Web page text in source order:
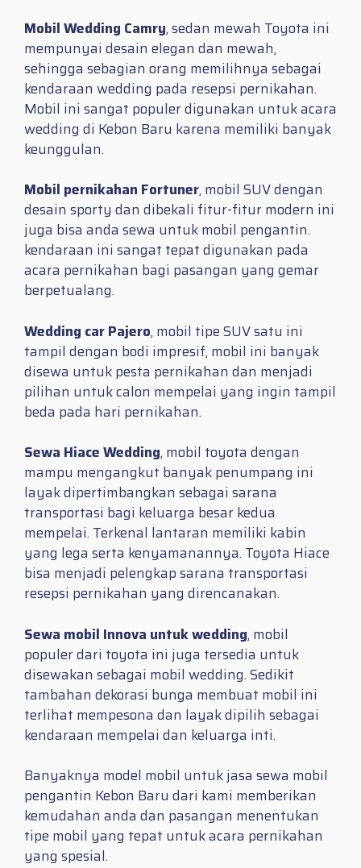
Mobil Wedding Camry, sedan mewah Toyota ini
mempunyai desain elegan dan mewah,
sehingga sebagian orang memilihnya sebagai
kendaraan wedding pada resepsi pernikahan.
Mobil ini sangat populer digunakan untuk acara
wedding di Kebon Baru karena memiliki banyak
keunggulan.
Mobil pernikahan Fortuner, mobil SUV dengan
desain sporty dan dibekali fitur-fitur modern ini
juga bisa anda sewa untuk mobil pengantin.
kendaraan ini sangat tepat digunakan pada
acara pernikahan bagi pasangan yang gemar
berpetualang.
Wedding car Pajero, mobil tipe SUV satu ini
tampil dengan bodi impresif, mobil ini banyak
disewa untuk pesta pernikahan dan menjadi
pilihan untuk calon mempelai yang ingin tampil
beda pada hari pernikahan.
Sewa Hiace Wedding, mobil toyota dengan
mampu mengangkut banyak penumpang ini
layak dipertimbangkan sebagai sarana
transportasi bagi keluarga besar kedua
mempelai. Terkenal lantaran memiliki kabin
yang lega serta kenyamanannya. Toyota Hiace
bisa menjadi pelengkap sarana transportasi
resepsi pernikahan yang direncanakan.
Sewa mobil Innova untuk wedding, mobil
populer dari toyota ini juga tersedia untuk
disewakan sebagai mobil wedding. Sedikit
tambahan dekorasi bunga membuat mobil ini
terlihat mempesona dan layak dipilih sebagai
kendaraan mempelai dan keluarga inti.
Banyaknya model mobil untuk jasa sewa mobil
pengantin Kebon Baru dari kami memberikan
kemudahan anda dan pasangan menentukan
tipe mobil yang tepat untuk acara pernikahan
yang spesial.